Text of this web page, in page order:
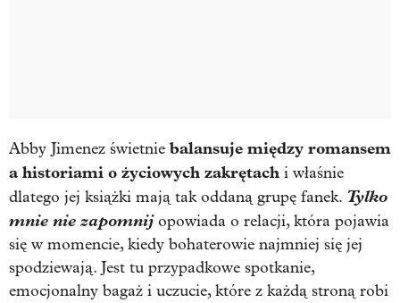
Abby Jimenez świetniebalansuje między romansem
a historiami o życiowych zakrętach i właśnie
dlatego jej książki mają tak oddaną grupę fanek. Tylko
mnie nie zapomnij opowiada o relacji, która pojawia
się w momencie, kiedy bohaterowie najmniej się jej
spodziewają. Jest tu przypadkowe spotkanie,
emocjonalny bagaż i uczucie, które z każdą stroną robi